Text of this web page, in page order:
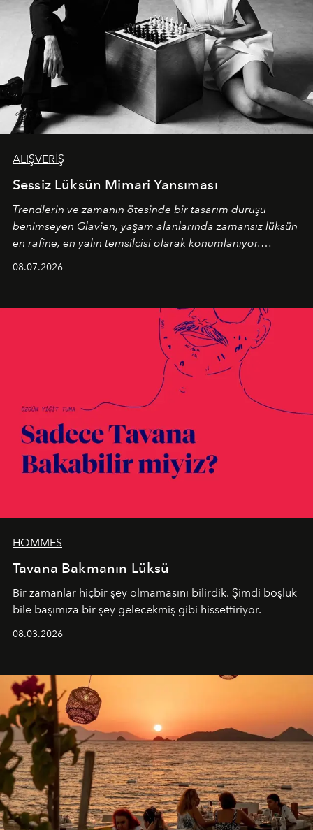
ALIŞVERİŞ
Sessiz Lüksün Mimari Yansıması
Trendlerin ve zamanın ötesinde bir tasarım duruşu
benimseyen Glavien, yaşam alanlarında zamansız lüksün
en rafine, en yalın temsilcisi olarak konumlanıyor.
08.07.2026
HOMMES
Tavana Bakmanın Lüksü
Bir zamanlar hiçbir şey olmamasını bilirdik. Şimdi boşluk
bile başımıza bir şey gelecekmiş gibi hissettiriyor.
08.03.2026